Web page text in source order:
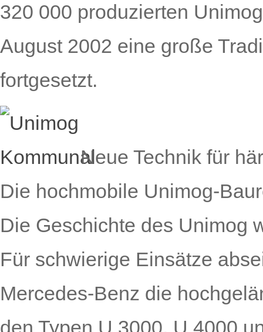
320 000 produzierten
August 2002 eine große
fortgesetzt.
Neue Technik für
Die hochmobile Unimog-
Die Geschichte des Unimog
Für schwierige Einsätze
Mercedes-Benz die
den Typen U 3000, U 4000